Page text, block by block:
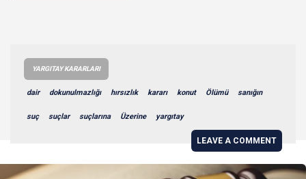
YARGITAY KARARLARI
dair dokunulmazlığı hırsızlık kararı konut Ölümü sanığın
suç suçlar suçlarına Üzerine yargıtay
LEAVE A COMMENT